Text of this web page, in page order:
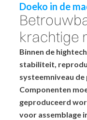
Doeko in de
krachtige
Binnen de
stabiliteit,
systeemniveau de
Componenten
geproduceerd
voor assemblage